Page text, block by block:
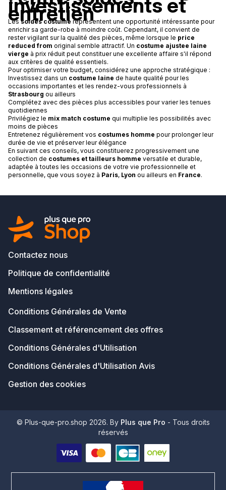
investissements et
entretien
Les soldes costume représentent une opportunité intéressante pour
enrichir sa garde-robe à moindre coût. Cependant, il convient de
rester vigilant sur la qualité des pièces, même lorsque le price
reduced from original semble attractif. Un costume ajustee laine
vierge à prix réduit peut constituer une excellente affaire s'il répond
aux critères de qualité essentiels.
Pour optimiser votre budget, considérez une approche stratégique :
Investissez dans un costume laine de haute qualité pour les
occasions importantes et les rendez-vous professionnels à
Strasbourg ou ailleurs
Complétez avec des pièces plus accessibles pour varier les tenues
quotidiennes
Privilégiez le mix match costume qui multiplie les possibilités avec
moins de pièces
Entretenez régulièrement vos costumes homme pour prolonger leur
durée de vie et préserver leur élégance
En suivant ces conseils, vous constituerez progressivement une
collection de costumes et tailleurs homme versatile et durable,
adaptée à toutes les occasions de votre vie professionnelle et
personnelle, que vous soyez à Paris, Lyon ou ailleurs en France.
Contactez nous
Politique de confidentialité
Mentions légales
Conditions Générales de Vente
Classement et référencement des offres
Conditions Générales d'Utilisation
Conditions Générales d'Utilisation Avis
Gestion des cookies
© Plus-que-pro.shop 2026. By Plus que Pro - Tous droits
réservés